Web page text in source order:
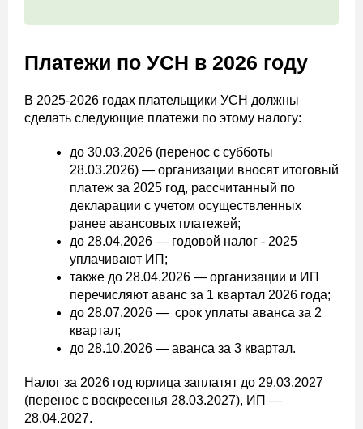
Платежи по УСН в 2026 году
В 2025-2026 годах плательщики УСН должны
сделать следующие платежи по этому налогу:
до 30.03.2026 (перенос с субботы
28.03.2026) — организации вносят итоговый
платеж за 2025 год, рассчитанный по
декларации с учетом осуществленных
ранее авансовых платежей;
до 28.04.2026 — годовой налог - 2025
уплачивают ИП;
также до 28.04.2026 — организации и ИП
перечисляют аванс за 1 квартал 2026 года;
до 28.07.2026 — срок уплаты аванса за 2
квартал;
до 28.10.2026 — аванса за 3 квартал.
Налог за 2026 год юрлица заплатят до 29.03.2027
(перенос с воскресенья 28.03.2027), ИП —
28.04.2027.